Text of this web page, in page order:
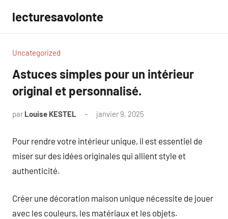
contenu
lecturesavolonte
Uncategorized
Astuces simples pour un intérieur
original et personnalisé.
par Louise KESTEL janvier 9, 2025
Pour rendre votre intérieur unique, il est essentiel de
miser sur des idées originales qui allient style et
authenticité.
Créer une décoration maison unique nécessite de jouer
avec les couleurs, les matériaux et les objets.